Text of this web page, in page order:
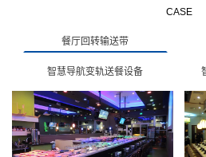
CASE
餐厅回转输送带
智慧导航变轨送餐设备